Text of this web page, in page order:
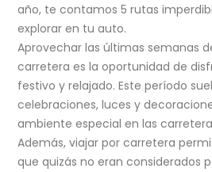
año, te contamos 5 rutas
explorar en tu auto.
Aprovechar las últimas semanas
carretera es la oportunidad de
festivo y relajado. Este período
celebraciones, luces y
ambiente especial en las
Además, viajar por carretera
que quizás no eran considerados